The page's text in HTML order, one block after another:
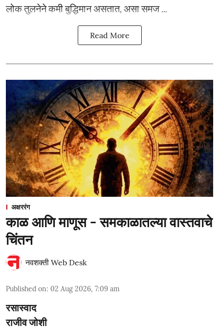
लोक तुलनेने कमी बुद्धिमान असतात, असा समज ...
Read More
अक्षररंग
काळ आणि माणूस - समकाळातल्या वास्तवाचे
चिंतन
नवशक्ती Web Desk
Published on: 02 Aug 2026, 7:09 am
रसास्वाद
राजीव जोशी